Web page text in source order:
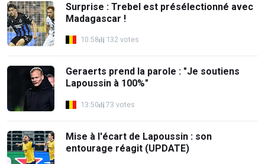
Surprise : Trebel est présélectionné avec
Madagascar !
10:58 132 votes
Geraerts prend la parole : "Je soutiens
Lapoussin à 100%"
13:50 73 votes
Mise à l'écart de Lapoussin : son
entourage réagit (UPDATE)